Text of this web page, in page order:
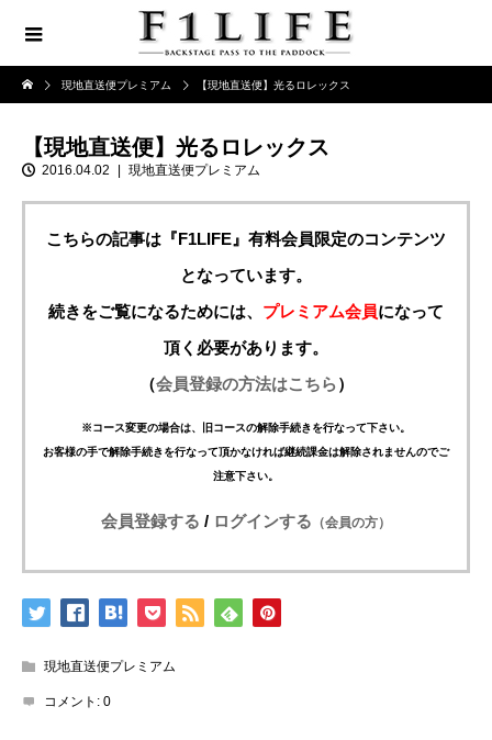
現地直送便プレミアム 【現地直送便】光るロレックス
【現地直送便】光るロレックス
2016.04.02 現地直送便プレミアム
こちらの記事は『F1LIFE』有料会員限定のコンテンツ
となっています。
続きをご覧になるためには、 プレミアム会員になって
頂く必要があります。
（会員登録の方法はこちら）
※コース変更の場合は、旧コースの解除手続きを行なって下さい。
お客様の手で解除手続きを行なって頂かなければ継続課金は解除されませんのでご
注意下さい。
会員登録する / ログインする （会員の方）
現地直送便プレミアム
コメント: 0